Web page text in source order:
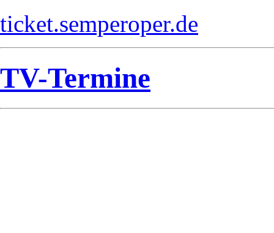
ticket.semperoper.de
TV-Termine